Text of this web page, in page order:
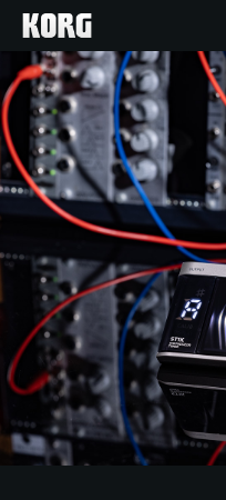
Home
Prodotti
Contenuti
Eventi
Supporto tecnico
Dove Acquistare